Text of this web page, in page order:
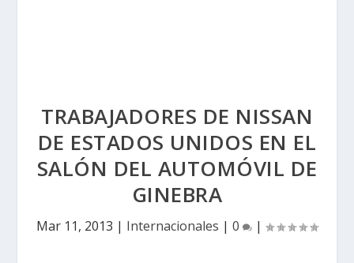
TRABAJADORES DE NISSAN
DE ESTADOS UNIDOS EN EL
SALÓN DEL AUTOMÓVIL DE
GINEBRA
Mar 11, 2013 | Internacionales | 0 |